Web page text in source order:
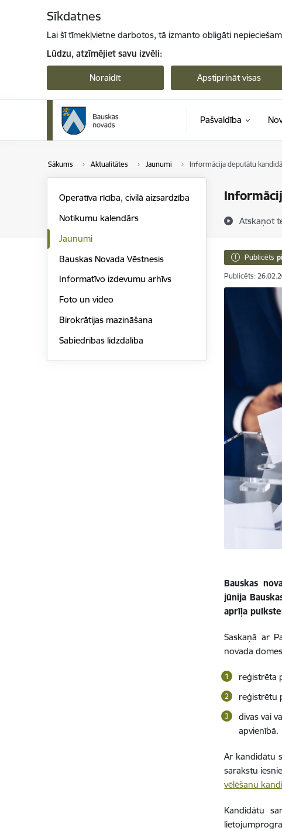
Sīkdatnes
Lai šī tīmekļvietne darbotos, tā izmanto obligāti
Lūdzu, atzīmējiet savu izvēli:
Noraidīt Apstiprināt visas
Pašvaldība
Sākums Aktualitātes Jaunumi Informācija deputātu
Atskaņot
Operatīva rīcība, civilā aizsardzība
Notikumu kalendārs
Jaunumi
Bauskas Novada Vēstnesis
Informatīvo izdevumu arhīvs
Foto un video
Birokrātijas mazināšana
Sabiedrības līdzdalība
Publicēts
Publicēts:
Bauskas
jūnija
aprīļa
Saskaņā ar
novada
reģistrēta
reģistrētu
divas vai
apvienībā.
Ar kandidātu
sarakstu
vēlēšanu
Kandidātu